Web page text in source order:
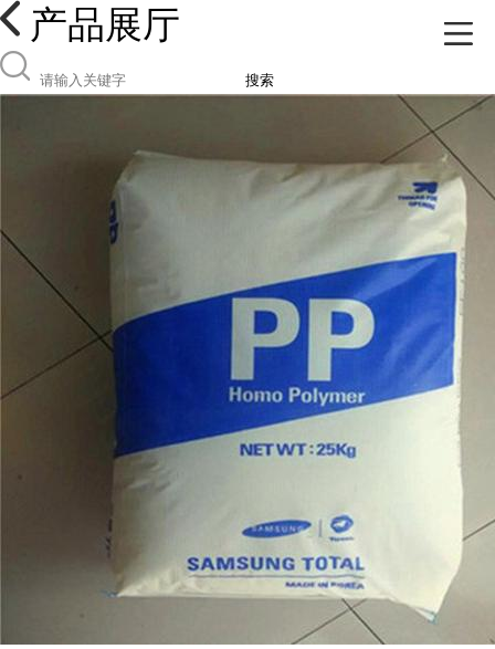
产品展厅
搜索